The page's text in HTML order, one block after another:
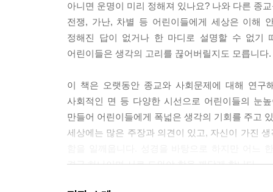
아니면 운명이 미리 정해져 있나요? 나와 다른 종
전쟁, 가난, 차별 등 어린이들에게 세상은 이해
정해진 답이 없거나 한 마디로 설명할 수 없기
어린이들은 생각의 고리를 끊어버릴지도 모릅니다.
이 책은 오랫동안 종교와 사회문제에 대해 연
사회적인 면 등 다양한 시선으로 어린이들의 눈
만들어 어린이들에게 폭넓은 생각의 기회를 주고
세상에는 많은 주장과 의견이 있고, 자신이 가진
결국 하나이며 서로 도와야 함을 깨닫게 합니다.